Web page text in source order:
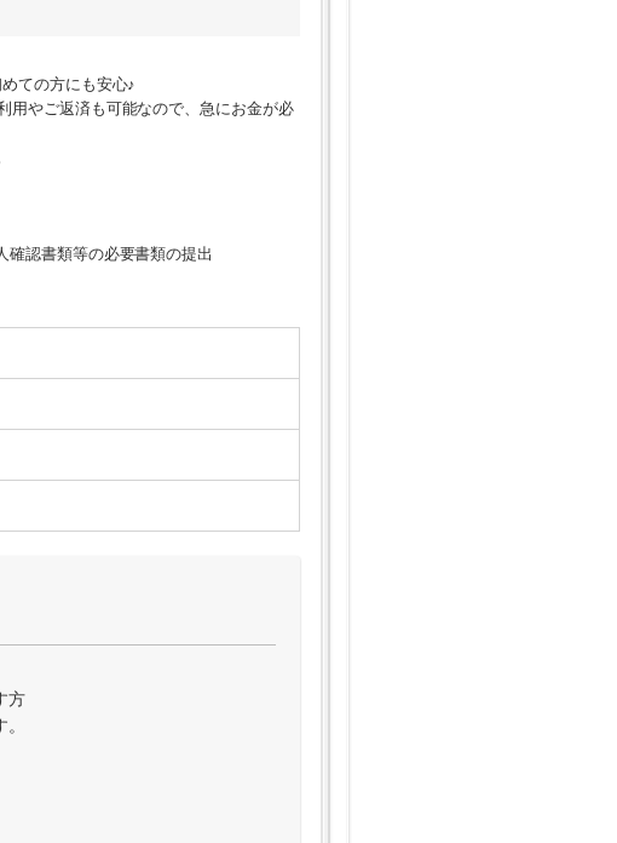
ての方にも安心♪
用やご返済も可能なので、急にお金が必
認書類等の必要書類の提出
方